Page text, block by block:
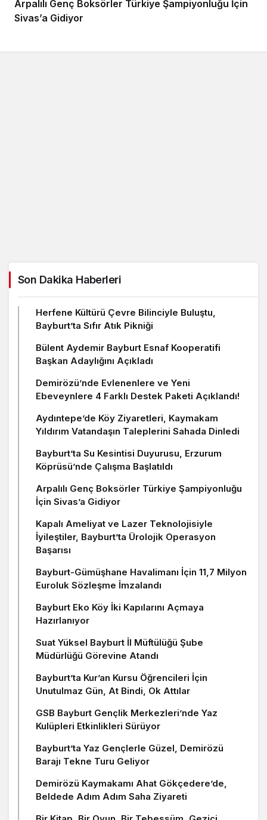
Arpalılı Genç Boksörler Türkiye Şampiyonluğu İçin
Sivas’a Gidiyor
Son Dakika Haberleri
Herfene Kültürü Çevre Bilinciyle Buluştu,
Bayburt’ta Sıfır Atık Pikniği
Bülent Aydemir Bayburt Esnaf Kooperatifi
Başkan Adaylığını Açıkladı
Demirözü’nde Evlenenlere ve Yeni
Ebeveynlere 4 Farklı Destek Paketi Açıklandı!
Aydıntepe’de Köy Ziyaretleri, Kaymakam
Yıldırım Vatandaşın Taleplerini Sahada Dinledi
Bayburt’ta Su Kesintisi Duyurusu, Erzurum
Köprüsü’nde Çalışma Başlatıldı
Arpalılı Genç Boksörler Türkiye Şampiyonluğu
İçin Sivas’a Gidiyor
Kapalı Ameliyat ve Lazer Teknolojisiyle
İyileştiler, Bayburt’ta Ürolojik Operasyon
Başarısı
Bayburt-Gümüşhane Havalimanı İçin 11,7 Milyon
Euroluk Sözleşme İmzalandı
Bayburt Eko Köy İki Kapılarını Açmaya
Hazırlanıyor
Suat Yüksel Bayburt İl Müftülüğü Şube
Müdürlüğü Görevine Atandı
Bayburt’ta Kur’an Kursu Öğrencileri İçin
Unutulmaz Gün, At Bindi, Ok Attılar
GSB Bayburt Gençlik Merkezleri’nde Yaz
Kulüpleri Etkinlikleri Sürüyor
Bayburt’ta Yaz Gençlerle Güzel, Demirözü
Barajı Tekne Turu Geliyor
Demirözü Kaymakamı Ahat Gökçedere’de,
Beldede Adım Adım Saha Ziyareti